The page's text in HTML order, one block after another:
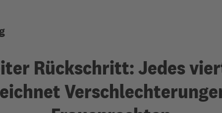
Netzwerke
Jahresbericht
Fürbitten
Evangelische
Rückschritt: Jedes